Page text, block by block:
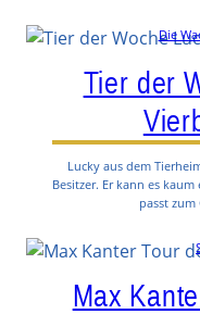
Die
Tier der
Lucky aus dem
Besitzer. Er kann es
passt
Max